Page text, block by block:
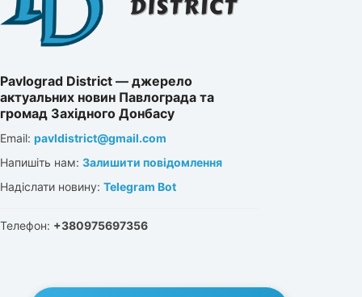
Pavlograd District — джерело
актуальних новин Павлограда та
громад Західного Донбасу
Email: pavldistrict@gmail.com
Напишіть нам: Залишити повідомлення
Надіслати новину: Telegram Bot
Телефон: +380975697356